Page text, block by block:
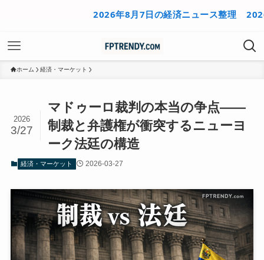
2026年8月7日の経済ニュース整理 2026年8月
ホーム 経済・マーケット
マドゥーロ裁判の本当の争点——
制裁と弁護権が衝突するニューヨ
ーク法廷の構造
2026
3/27
経済・マーケット 2026-03-27